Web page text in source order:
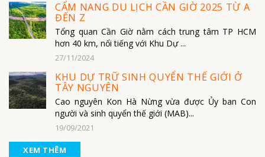
CẨM NANG DU LỊCH CẦN GIỜ 2025 TỪ A
ĐẾN Z
Tổng quan Cần Giờ nằm cách trung tâm TP HCM
hơn 40 km, nổi tiếng với Khu Dự ...
27/11/2024
KHU DỰ TRỮ SINH QUYỂN THẾ GIỚI Ở
TÂY NGUYÊN
Cao nguyên Kon Hà Nừng vừa được Ủy ban Con
người và sinh quyển thế giới (MAB)...
19/09/2021
XEM THÊM